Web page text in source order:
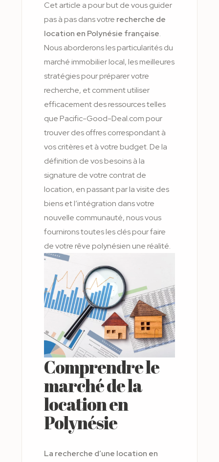
Cet article a pour but de vous guider
pas à pas dans votre recherche de
location en Polynésie française.
Nous aborderons les particularités du
marché immobilier local, les meilleures
stratégies pour préparer votre
recherche, et comment utiliser
efficacement des ressources telles
que Pacific-Good-Deal.com pour
trouver des offres correspondant à
vos critères et à votre budget. De la
définition de vos besoins à la
signature de votre contrat de
location, en passant par la visite des
biens et l’intégration dans votre
nouvelle communauté, nous vous
fournirons toutes les clés pour faire
de votre rêve polynésien une réalité.
Comprendre le
marché de la
location en
Polynésie
La recherche d’une location en